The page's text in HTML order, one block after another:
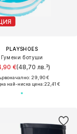
PLAYSHOES
Гумени ботуши
€(48,70 лв.³)
29,90 €
най-ниска цена:22,41 €